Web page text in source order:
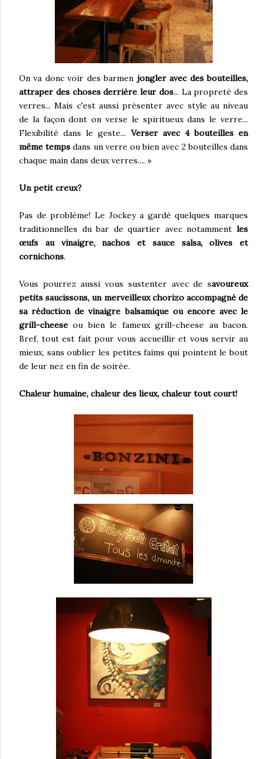
On va donc voir des barmen jongler avec des bouteilles,
attraper des choses derrière leur dos... La propreté des
verres... Mais c'est aussi présenter avec style au niveau
de la façon dont on verse le spiritueux dans le verre...
Flexibilité dans le geste... Verser avec 4 bouteilles en
même temps dans un verre ou bien avec 2 bouteilles dans
chaque main dans deux verres.... »
Un petit creux?
Pas de problème! Le Jockey a gardé quelques marques
traditionnelles du bar de quartier avec notamment les
œufs au vinaigre, nachos et sauce salsa, olives et
cornichons.
Vous pourrez aussi vous sustenter avec de savoureux
petits saucissons, un merveilleux chorizo accompagné de
sa réduction de vinaigre balsamique ou encore avec le
grill-cheese ou bien le fameux grill-cheese au bacon.
Bref, tout est fait pour vous accueillir et vous servir au
mieux, sans oublier les petites faims qui pointent le bout
de leur nez en fin de soirée.
Chaleur humaine, chaleur des lieux, chaleur tout court!